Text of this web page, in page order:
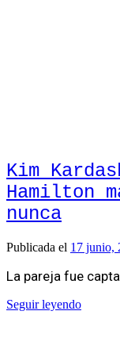
Kim
Hamilton
nunca
Publicada el 17 junio,
La pareja fue
Seguir leyendo